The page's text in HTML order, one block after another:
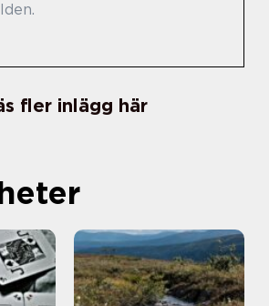
fler inlägg här